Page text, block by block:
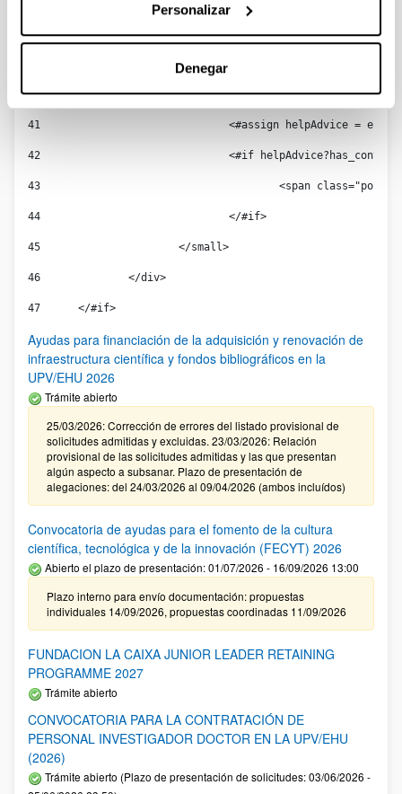
Personalizar
Denegar
38
				</#if>
40
				<#-- AVISO-->
41
<#assign helpAdvice =
42
<#if
43
<span
44
				</#if>
45
			</small>
46
		</div>
47
	</#if>
Ayudas para financiación de la adquisición y renovación de
infraestructura científica y fondos bibliográficos en la
UPV/EHU 2026
Trámite abierto
25/03/2026: Corrección de errores del listado provisional de
solicitudes admitidas y excluidas. 23/03/2026: Relación
provisional de las solicitudes admitidas y las que presentan
algún aspecto a subsanar. Plazo de presentación de
alegaciones: del 24/03/2026 al 09/04/2026 (ambos incluídos)
Convocatoria de ayudas para el fomento de la cultura
científica, tecnológica y de la innovación (FECYT) 2026
Abierto el plazo de presentación: 01/07/2026 - 16/09/2026 13:00
Plazo interno para envío documentación: propuestas
individuales 14/09/2026, propuestas coordinadas 11/09/2026
FUNDACION LA CAIXA JUNIOR LEADER RETAINING
PROGRAMME 2027
Trámite abierto
CONVOCATORIA PARA LA CONTRATACIÓN DE
PERSONAL INVESTIGADOR DOCTOR EN LA UPV/EHU
(2026)
Trámite abierto (Plazo de presentación de solicitudes: 03/06/2026 -